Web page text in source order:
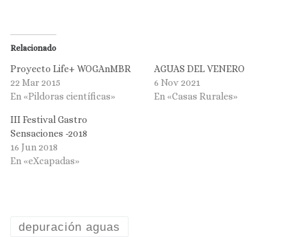
Relacionado
Proyecto Life+ WOGAnMBR
22 Mar 2015
En «Pildoras científicas»
AGUAS DEL VENERO
6 Nov 2021
En «Casas Rurales»
III Festival Gastro
Sensaciones -2018
16 Jun 2018
En «eXcapadas»
depuración aguas